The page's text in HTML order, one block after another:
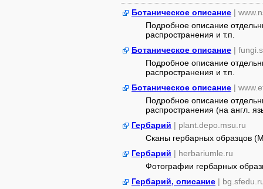
Ботаническое описание |
Подробное описание
распространения и т.п.
Ботаническое описание |
Подробное описание
распространения и т.п.
Ботаническое описание |
Подробное описание
распространения (на англ.
Гербарий | plant.depo.msu.ru
Сканы гербарных образцов
Гербарий | herbariumle.ru
Фотографии гербарных
Гербарий, описание |